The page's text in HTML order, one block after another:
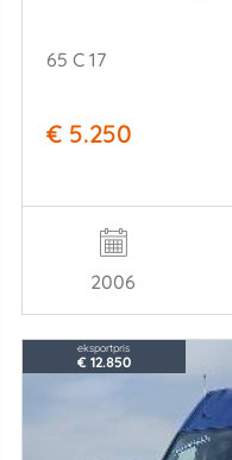
65 C 17
€ 5.250
2006
eksportpris
€ 12.850